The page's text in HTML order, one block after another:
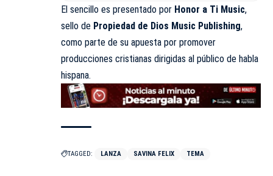
El sencillo es presentado por Honor a Ti Music,
sello de Propiedad de Dios Music Publishing,
como parte de su apuesta por promover
producciones cristianas dirigidas al público de habla
hispana.
TAGGED: LANZA SAVINA FELIX TEMA